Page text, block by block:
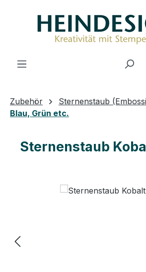
Zubehör
Sternenstaub
Blau, Grün etc.
Sternenstaub